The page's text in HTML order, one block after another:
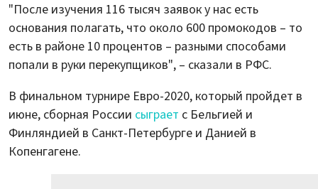
"После изучения 116 тысяч заявок у нас есть
основания полагать, что около 600 промокодов – то
есть в районе 10 процентов – разными способами
попали в руки перекупщиков", – сказали в РФС.
В финальном турнире Евро-2020, который пройдет в
июне, сборная России сыграет с Бельгией и
Финляндией в Санкт-Петербурге и Данией в
Копенгагене.